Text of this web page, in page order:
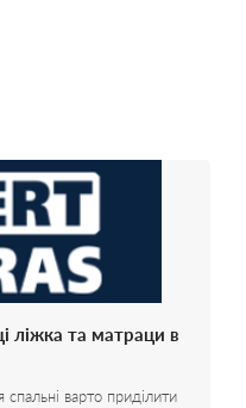
ліжка та матраци в
варто приділити